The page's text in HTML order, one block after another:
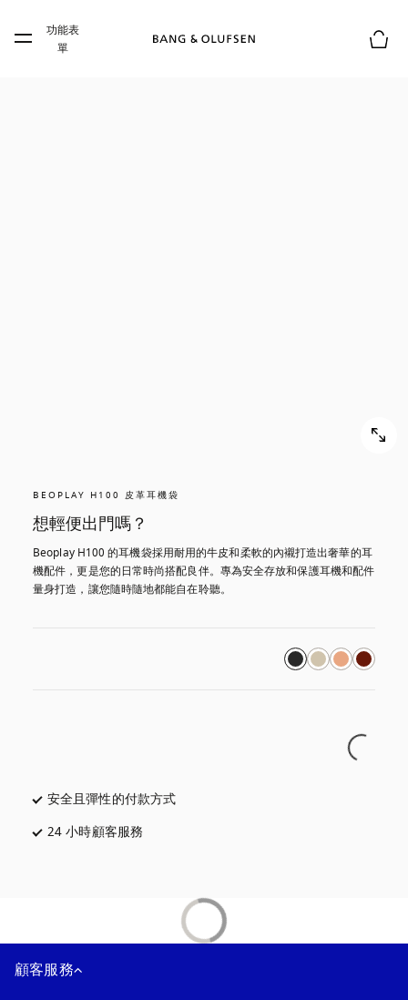
Skip to main footer
功能表
單
BEOPLAY H100 皮革耳機袋
想輕便出門嗎？
Beoplay H100 的耳機袋採用耐用的牛皮和柔軟的內襯打造出奢華的耳
機配件，更是您的日常時尚搭配良伴。專為安全存放和保護耳機和配件
量身打造，讓您隨時隨地都能自在聆聽。
安全且彈性的付款方式
24 小時顧客服務
顧客服務